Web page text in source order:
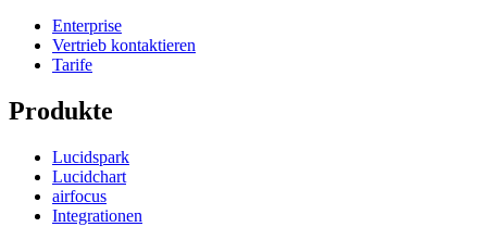
Enterprise
Vertrieb kontaktieren
Tarife
Produkte
Lucidspark
Lucidchart
airfocus
Integrationen